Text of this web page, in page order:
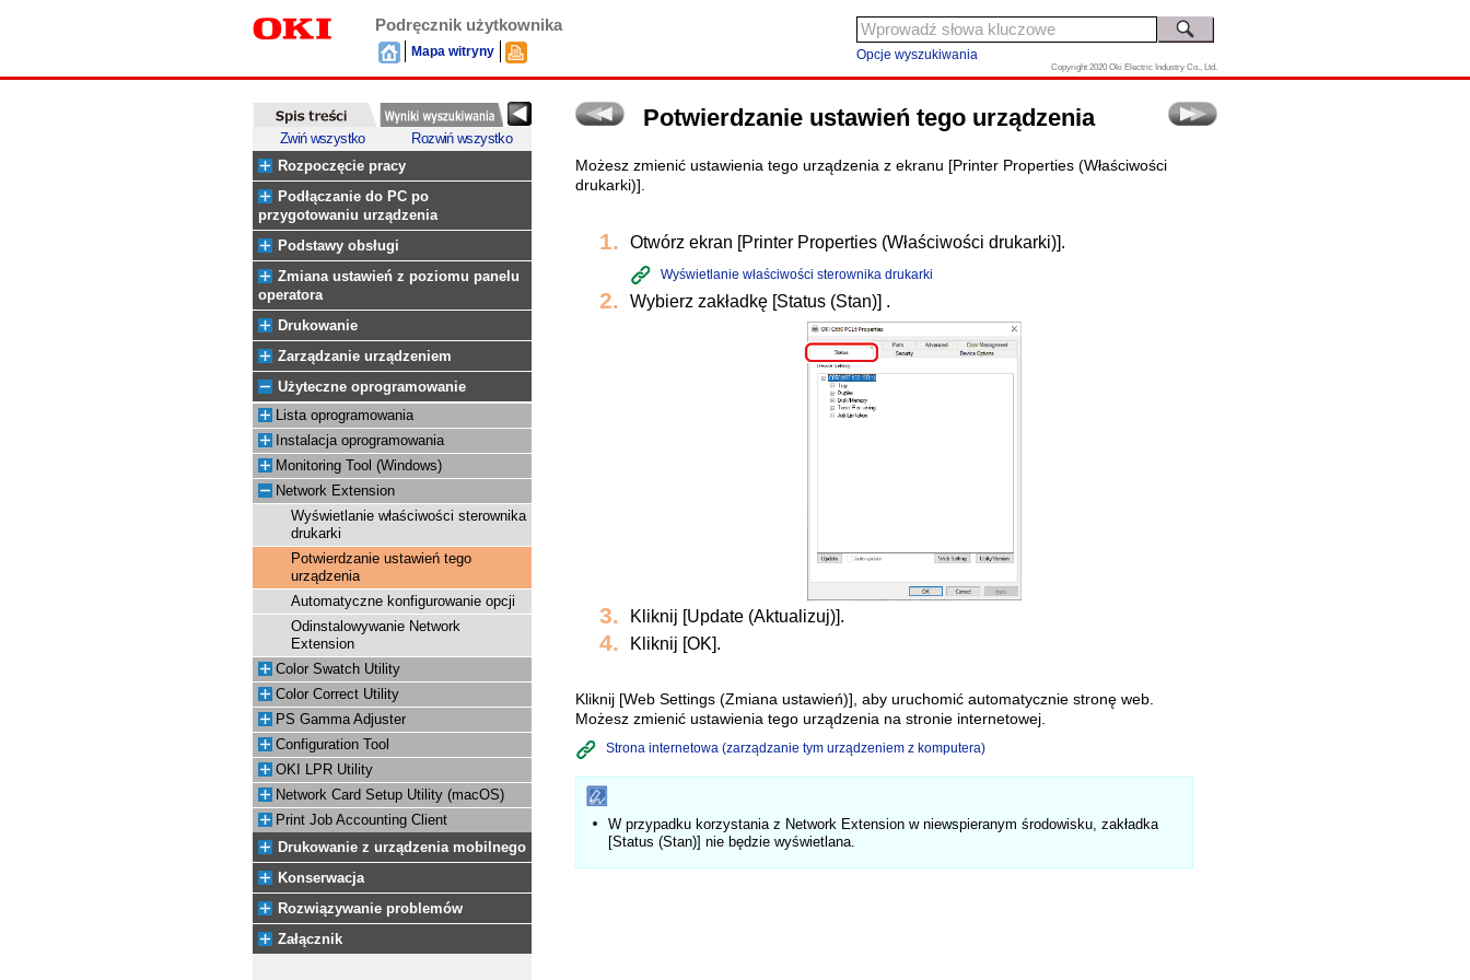
Podręcznik użytkownika
Opcje wyszukiwania
Mapa witryny
Copyright 2020 Oki Electric Industry Co., Ltd.
Zwiń wszystko Rozwiń wszystko
Rozpoczęcie pracy
Podłączanie do PC po
przygotowaniu urządzenia
Podstawy obsługi
Zmiana ustawień z poziomu panelu
operatora
Drukowanie
Zarządzanie urządzeniem
Użyteczne oprogramowanie
Lista oprogramowania
Instalacja oprogramowania
Monitoring Tool (Windows)
Network Extension
Wyświetlanie właściwości sterownika
drukarki
Potwierdzanie ustawień tego
urządzenia
Automatyczne konfigurowanie opcji
Odinstalowywanie Network
Extension
Color Swatch Utility
Color Correct Utility
PS Gamma Adjuster
Configuration Tool
OKI LPR Utility
Network Card Setup Utility (macOS)
Print Job Accounting Client
Drukowanie z urządzenia mobilnego
Konserwacja
Rozwiązywanie problemów
Załącznik
Potwierdzanie ustawień tego urządzenia
Możesz zmienić ustawienia tego urządzenia z ekranu [Printer Properties (Właściwości
drukarki)].
Otwórz ekran [Printer Properties (Właściwości drukarki)].
Wyświetlanie właściwości sterownika drukarki
Wybierz zakładkę [Status (Stan)] .
Kliknij [Update (Aktualizuj)].
Kliknij [OK].
Kliknij [Web Settings (Zmiana ustawień)], aby uruchomić automatycznie stronę web.
Możesz zmienić ustawienia tego urządzenia na stronie internetowej.
Strona internetowa (zarządzanie tym urządzeniem z komputera)
W przypadku korzystania z Network Extension w niewspieranym środowisku, zakładka
[Status (Stan)] nie będzie wyświetlana.